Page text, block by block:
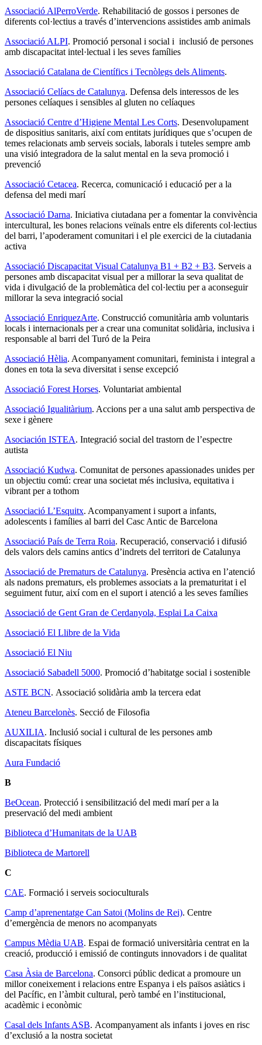
Associació AlPerroVerde. Rehabilitació de gossos i persones de
diferents col·lectius a través d’intervencions assistides amb animals
Associació ALPI. Promoció personal i social i inclusió de persones
amb discapacitat intel·lectual i les seves famílies
Associació Catalana de Científics i Tecnòlegs dels Aliments.
Associació Celíacs de Catalunya. Defensa dels interessos de les
persones celíaques i sensibles al gluten no celíaques
Associació Centre d’Higiene Mental Les Corts. Desenvolupament
de dispositius sanitaris, així com entitats jurídiques que s’ocupen de
temes relacionats amb serveis socials, laborals i tuteles sempre amb
una visió integradora de la salut mental en la seva promoció i
prevenció
Associació Cetacea. Recerca, comunicació i educació per a la
defensa del medi marí
Associació Darna. Iniciativa ciutadana per a fomentar la convivència
intercultural, les bones relacions veïnals entre els diferents col·lectius
del barri, l’apoderament comunitari i el ple exercici de la ciutadania
activa
Associació Discapacitat Visual Catalunya B1 + B2 + B3. Serveis a
persones amb discapacitat visual per a millorar la seva qualitat de
vida i divulgació de la problemàtica del col·lectiu per a aconseguir
millorar la seva integració social
Associació EnriquezArte. Construcció comunitària amb voluntaris
locals i internacionals per a crear una comunitat solidària, inclusiva i
responsable al barri del Turó de la Peira
Associació Hèlia. Acompanyament comunitari, feminista i integral a
dones en tota la seva diversitat i sense excepció
Associació Forest Horses. Voluntariat ambiental
Associació Igualitàrium. Accions per a una salut amb perspectiva de
sexe i gènere
Asociación ISTEA. Integració social del trastorn de l’espectre
autista
Associació Kudwa. Comunitat de persones apassionades unides per
un objectiu comú: crear una societat més inclusiva, equitativa i
vibrant per a tothom
Associació L’Esquitx. Acompanyament i suport a infants,
adolescents i famílies al barri del Casc Antic de Barcelona
Associació País de Terra Roia. Recuperació, conservació i difusió
dels valors dels camins antics d’indrets del territori de Catalunya
Associació de Prematurs de Catalunya. Presència activa en l’atenció
als nadons prematurs, els problemes associats a la prematuritat i el
seguiment futur, així com en el suport i atenció a les seves famílies
Associació de Gent Gran de Cerdanyola, Esplai La Caixa
Associació El Llibre de la Vida
Associació El Niu
Associació Sabadell 5000. Promoció d’habitatge social i sostenible
ASTE BCN. Associació solidària amb la tercera edat
Ateneu Barcelonès. Secció de Filosofia
AUXILIA. Inclusió social i cultural de les persones amb
discapacitats físiques
Aura Fundació
B
BeOcean. Protecció i sensibilització del medi marí per a la
preservació del medi ambient
Biblioteca d’Humanitats de la UAB
Biblioteca de Martorell
C
CAE. Formació i serveis socioculturals
Camp d’aprenentatge Can Satoi (Molins de Rei). Centre
d’emergència de menors no acompanyats
Campus Mèdia UAB. Espai de formació universitària centrat en la
creació, producció i emissió de continguts innovadors i de qualitat
Casa Àsia de Barcelona. Consorci públic dedicat a promoure un
millor coneixement i relacions entre Espanya i els països asiàtics i
del Pacífic, en l’àmbit cultural, però també en l’institucional,
acadèmic i econòmic
Casal dels Infants ASB. Acompanyament als infants i joves en risc
d’exclusió a la nostra societat